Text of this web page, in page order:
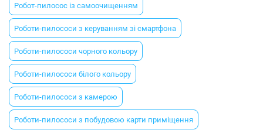
Робот-пилосос із самоочищенням
Роботи-пилососи з керуванням зі смартфона
Роботи-пилососи чорного кольору
Роботи-пилососи білого кольору
Роботи-пилососи з камерою
Роботи-пилососи з побудовою карти приміщення